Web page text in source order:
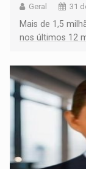
Geral 31
Mais de 1,5
nos últimos 12